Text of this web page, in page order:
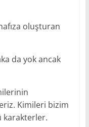
oluşturan
da yok ancak
Kimileri bizim
karakterler.